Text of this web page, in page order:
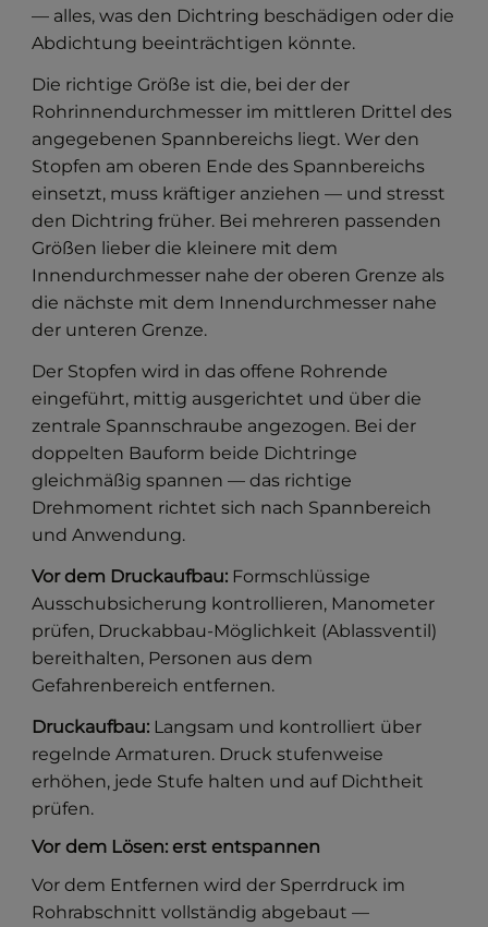
— alles, was den Dichtring beschädigen oder die
Abdichtung beeinträchtigen könnte.
Die richtige Größe ist die, bei der der
Rohrinnendurchmesser im mittleren Drittel des
angegebenen Spannbereichs liegt. Wer den
Stopfen am oberen Ende des Spannbereichs
einsetzt, muss kräftiger anziehen — und stresst
den Dichtring früher. Bei mehreren passenden
Größen lieber die kleinere mit dem
Innendurchmesser nahe der oberen Grenze als
die nächste mit dem Innendurchmesser nahe
der unteren Grenze.
Der Stopfen wird in das offene Rohrende
eingeführt, mittig ausgerichtet und über die
zentrale Spannschraube angezogen. Bei der
doppelten Bauform beide Dichtringe
gleichmäßig spannen — das richtige
Drehmoment richtet sich nach Spannbereich
und Anwendung.
Vor dem Druckaufbau: Formschlüssige
Ausschubsicherung kontrollieren, Manometer
prüfen, Druckabbau-Möglichkeit (Ablassventil)
bereithalten, Personen aus dem
Gefahrenbereich entfernen.
Druckaufbau: Langsam und kontrolliert über
regelnde Armaturen. Druck stufenweise
erhöhen, jede Stufe halten und auf Dichtheit
prüfen.
Vor dem Lösen: erst entspannen
Vor dem Entfernen wird der Sperrdruck im
Rohrabschnitt vollständig abgebaut —